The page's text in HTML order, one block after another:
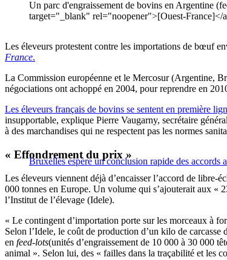
Un parc d'engraissement de bovins en Argentine
target="_blank" rel="noopener">[Ouest-France]</
Les éleveurs protestent contre les importations de bœuf
France.
La Commission européenne et le Mercosur (Argentine,
négociations ont achoppé en 2004, pour reprendre en
Les éleveurs français de bovins se sentent en première
insupportable, explique Pierre Vaugarny, secrétaire
à des marchandises qui ne respectent pas les normes
Bruxelles espère un conclusion rapide des accords
« Effondrement du prix »
Les éleveurs viennent déjà d’encaisser l’accord de
000 tonnes en Europe. Un volume qui s’ajouterait aux «
l’Institut de l’élevage (Idele).
« Le contingent d’importation porte sur les morceaux à
Selon l’Idele, le coût de production d’un kilo de
en feed-lots(unités d’engraissement de 10 000 à 30 000
animal ». Selon lui, des « failles dans la traçabilité et les